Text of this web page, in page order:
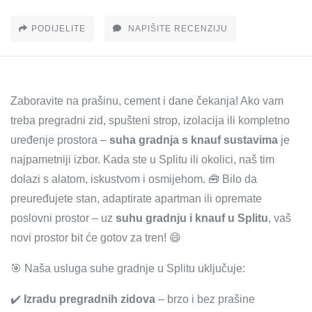
PODIJELITE NAPIŠITE RECENZIJU
Zaboravite na prašinu, cement i dane čekanja! Ako vam
treba pregradni zid, spušteni strop, izolacija ili kompletno
uređenje prostora – suha gradnja s knauf sustavima je
najpametniji izbor. Kada ste u Splitu ili okolici, naš tim
dolazi s alatom, iskustvom i osmijehom. 🧰 Bilo da
preuređujete stan, adaptirate apartman ili opremate
poslovni prostor – uz suhu gradnju i knauf u Splitu, vaš
novi prostor bit će gotov za tren! 😄
🎯 Naša usluga suhe gradnje u Splitu uključuje:
✔️ Izradu pregradnih zidova – brzo i bez prašine